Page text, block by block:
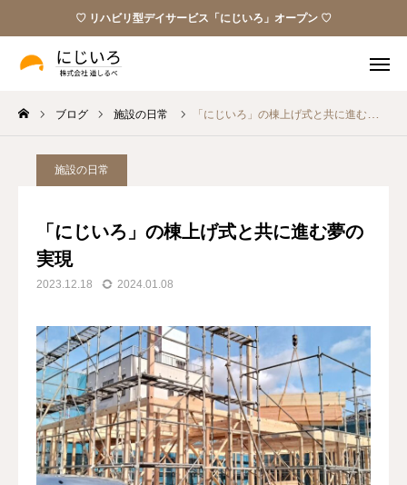
♡ リハビリ型デイサービス「にじいろ」オープン ♡
ブログ 施設の日常 「にじいろ」の棟上げ式と共に進む夢の実現
施設の日常
「にじいろ」の棟上げ式と共に進む夢の
実現
2023.12.18 2024.01.08
Instagram パンフレット
ビデオレター
サービス
ブログ
お問い合わせ
アクセス